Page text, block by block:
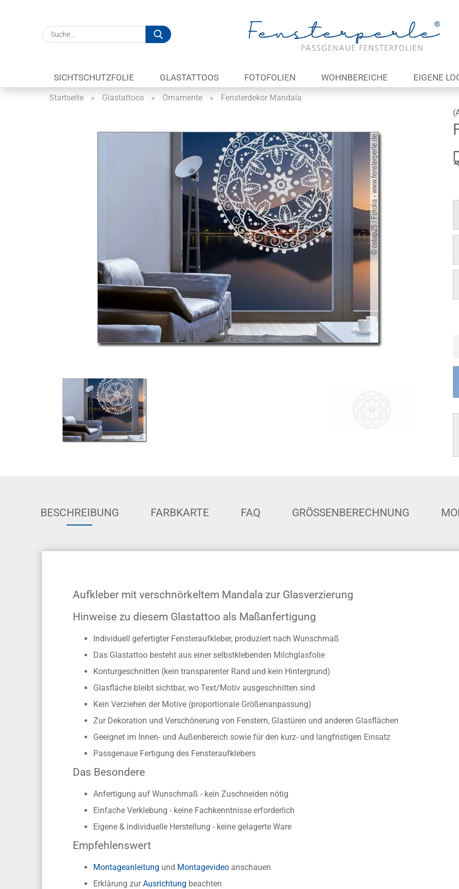
Lieferland
Suche...
SICHTSCHUTZFOLIE GLASTATTOOS FOTOFOLIEN WOHNBEREICHE EIGENE
Startseite » Glastattoos » Ornamente »
Fensterdekor Mandala
BESCHREIBUNG FARBKARTE FAQ GRÖSSENBERECHNUNG
Aufkleber mit verschnörkeltem Mandala zur Glasverzierung
Hinweise zu diesem Glastattoo als Maßanfertigung
Individuell gefertigter Fensteraufkleber, produziert nach Wunschmaß
Das Glastattoo besteht aus einer selbstklebenden Milchglasfolie
Konturgeschnitten (kein transparenter Rand und kein Hintergrund)
Glasfläche bleibt sichtbar, wo Text/Motiv ausgeschnitten sind
Kein Verziehen der Motive (proportionale Größenanpassung)
Zur Dekoration und Verschönerung von Fenstern, Glastüren und anderen Glasflächen
Geeignet im Innen- und Außenbereich sowie für den kurz- und langfristigen Einsatz
Passgenaue Fertigung des Fensteraufklebers
Das Besondere
Anfertigung auf Wunschmaß - kein Zuschneiden nötig
Einfache Verklebung - keine Fachkenntnisse erforderlich
Eigene & individuelle Herstellung - keine gelagerte Ware
Empfehlenswert
Montageanleitung und Montagevideo anschauen
Erklärung zurAusrichtung beachten